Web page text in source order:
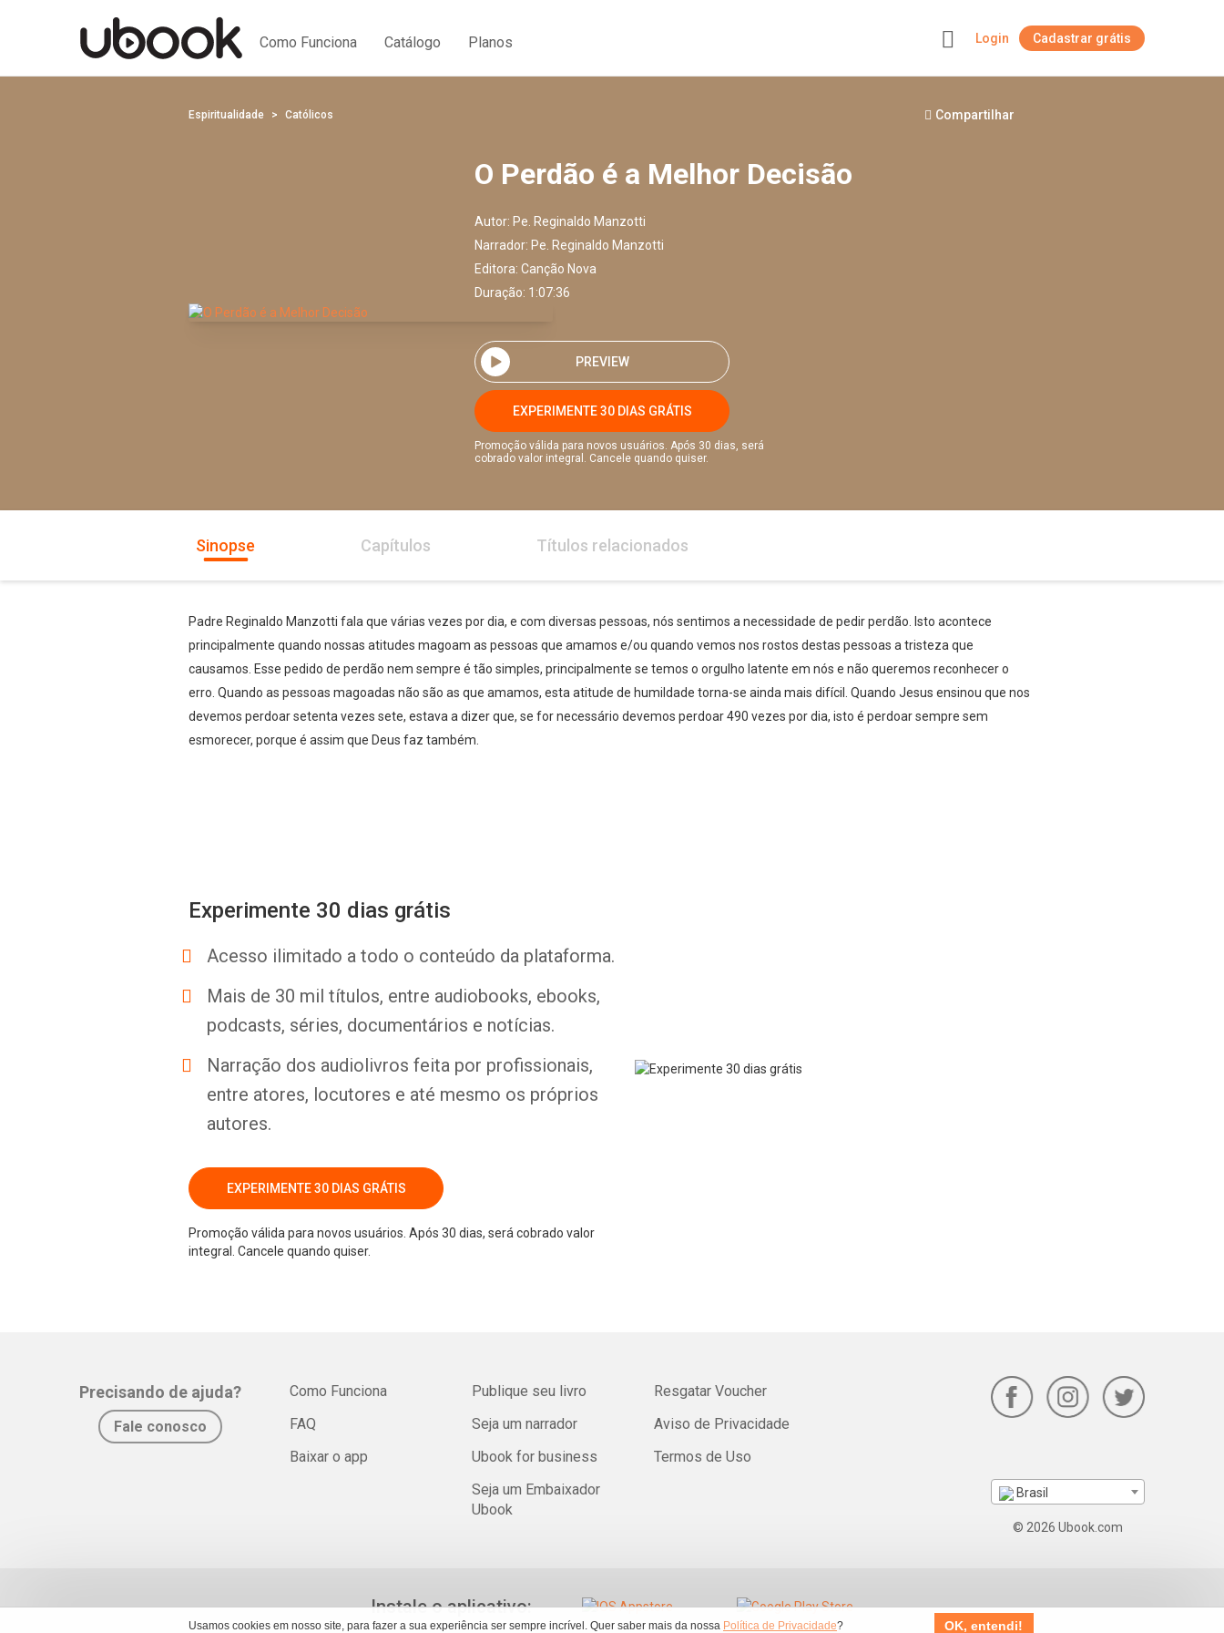
Usamos cookies em nosso site, para fazer a sua experiência ser sempre incrível. Quer saber mais da nossa Política de Privacidade? OK, entendi!
Como Funciona Catálogo Planos Login Cadastrar grátis
Espiritualidade Católicos Compartilhar
O Perdão é a Melhor Decisão
Autor: Pe. Reginaldo Manzotti
Narrador: Pe. Reginaldo Manzotti
Editora: Canção Nova
Duração: 1:07:36
PREVIEW
EXPERIMENTE 30 DIAS GRÁTIS
Promoção válida para novos usuários. Após 30 dias, será
cobrado valor integral. Cancele quando quiser.
Sinopse Capítulos Títulos relacionados
Padre Reginaldo Manzotti fala que várias vezes por dia, e com diversas pessoas, nós sentimos a necessidade de pedir perdão. Isto acontece
principalmente quando nossas atitudes magoam as pessoas que amamos e/ou quando vemos nos rostos destas pessoas a tristeza que
causamos. Esse pedido de perdão nem sempre é tão simples, principalmente se temos o orgulho latente em nós e não queremos reconhecer o
erro. Quando as pessoas magoadas não são as que amamos, esta atitude de humildade torna-se ainda mais difícil. Quando Jesus ensinou que nos
devemos perdoar setenta vezes sete, estava a dizer que, se for necessário devemos perdoar 490 vezes por dia, isto é perdoar sempre sem
esmorecer, porque é assim que Deus faz também.
Experimente 30 dias grátis
Acesso ilimitado a todo o conteúdo da plataforma.
Mais de 30 mil títulos, entre audiobooks, ebooks,
podcasts, séries, documentários e notícias.
Narração dos audiolivros feita por profissionais,
entre atores, locutores e até mesmo os próprios
autores.
EXPERIMENTE 30 DIAS GRÁTIS
Promoção válida para novos usuários. Após 30 dias, será cobrado valor
integral. Cancele quando quiser.
Precisando de ajuda?
Fale conosco
Como Funciona
FAQ
Baixar o app
Publique seu livro
Seja um narrador
Ubook for business
Seja um Embaixador
Ubook
Resgatar Voucher
Aviso de Privacidade
Termos de Uso
Brasil
© 2026 Ubook.com
Instale o aplicativo: